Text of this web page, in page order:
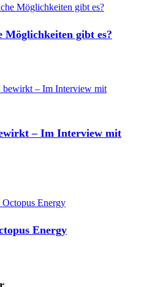
Möglichkeiten gibt es?
– Im Interview mit
Energy